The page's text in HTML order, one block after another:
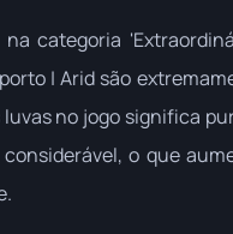
na categoria
| Arid são
no jogo significa
o que